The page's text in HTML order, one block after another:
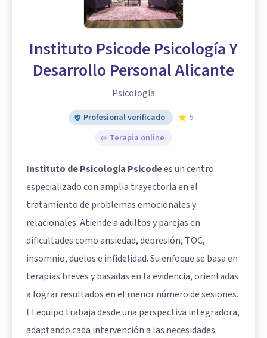
Instituto Psicode Psicología Y
Desarrollo Personal Alicante
Psicología
Profesional verificado
5
Terapia online
Instituto de Psicología Psicodees un centro
especializado con amplia trayectoria en el
tratamiento de problemas emocionales y
relacionales. Atiende a adultos y parejas en
dificultades como ansiedad, depresión, TOC,
insomnio, duelos e infidelidad. Su enfoque se basa en
terapias breves y basadas en la evidencia, orientadas
a lograr resultados en el menor número de sesiones.
El equipo trabaja desde una perspectiva integradora,
adaptando cada intervención a las necesidades